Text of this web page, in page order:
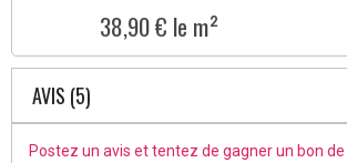
38,90 € le m²
AVIS (5)
Postez un avis et tentez de gagner un bon de